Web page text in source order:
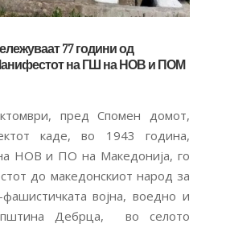
77 години од
на ГШ на НОВ и ПОМ
пред Спомен домот,
каде, во 1943 година,
НОВ и ПО на Македонија, го
до македонскиот народ за
војна, воедно и
Дебрца, во селото